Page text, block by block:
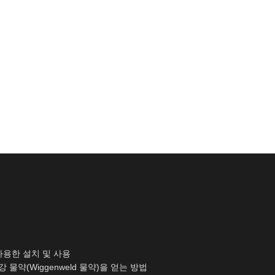
한 설치 및 사용
물약(Wiggenweld 물약)을 얻는 방법